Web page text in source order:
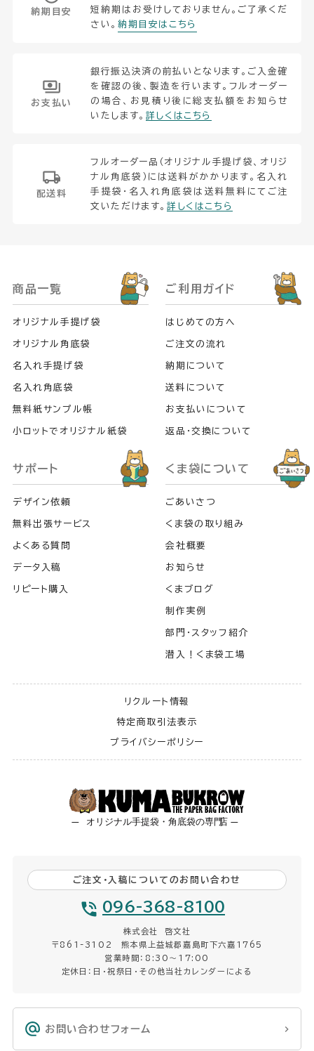
納期目安
短納期はお受けしておりません。ご了承くだ
さい。納期目安はこちら
お支払い
銀行振込決済の前払いとなります。ご入金確
を確認の後、製造を行います。フルオーダー
の場合、お見積り後に総支払額をお知らせ
いたします。 詳しくはこちら
配送料
フルオーダー品（オリジナル手提げ袋、オリジ
ナル角底袋）には送料がかかります。名入れ
手提袋・名入れ角底袋は送料無料にてご注
文いただけます。詳しくはこちら
ご注文・入稿についてのお問い合わせ
096-368-8100
株式会社 啓文社
〒861-3102 熊本県上益城郡嘉島町下六嘉1765
営業時間：8:30〜17:00
定休日：日・祝祭日・その他当社カレンダーによる
お問い合わせフォーム
商品一覧
オリジナル手提げ袋
オリジナル角底袋
名入れ手提げ袋
名入れ角底袋
無料紙サンプル帳
小ロットでオリジナル紙袋
ご利用ガイド
はじめての方へ
ご注文の流れ
納期について
送料について
お支払いについて
返品・交換について
サポート
デザイン依頼
無料出張サービス
よくある質問
データ入稿
リピート購入
くま袋について
ごあいさつ
くま袋の取り組み
会社概要
お知らせ
くまブログ
制作実例
部門・スタッフ紹介
潜入！くま袋工場
リクルート情報
特定商取引法表示
プライバシーポリシー